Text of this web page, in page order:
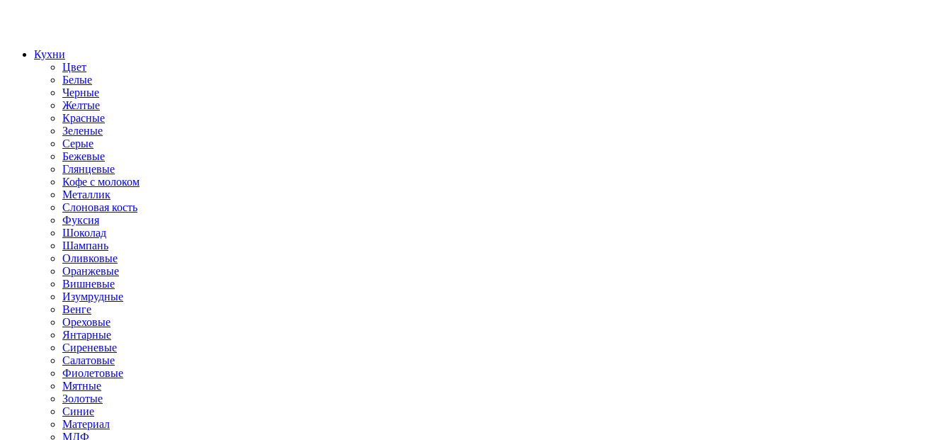
Кухни
Цвет
Белые
Черные
Желтые
Красные
Зеленые
Серые
Бежевые
Глянцевые
Кофе с молоком
Металлик
Слоновая кость
Фуксия
Шоколад
Шампань
Оливковые
Оранжевые
Вишневые
Изумрудные
Венге
Ореховые
Янтарные
Сиреневые
Салатовые
Фиолетовые
Мятные
Золотые
Синие
Материал
МДФ